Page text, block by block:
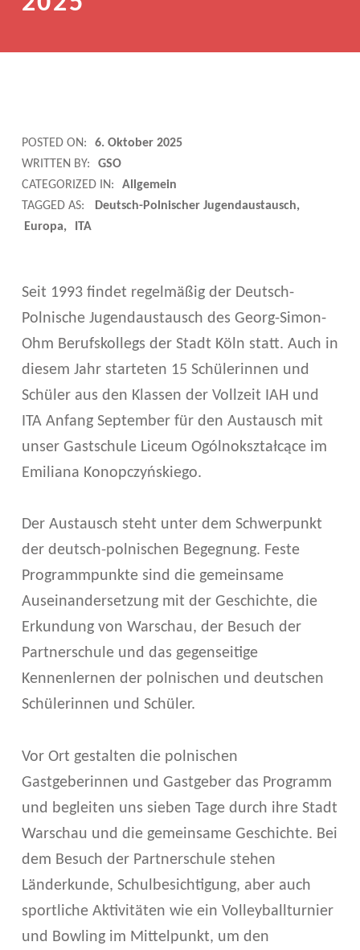
D
E
U
C
H
-
P
O
L
I
S
C
H
E
R
U
G
E
N
D
A
POSTED ON:
6. Oktober 2025
WRITTEN BY:
GSO
CATEGORIZED IN:
Allgemein
TAGGED AS:
Deutsch-Polnischer Jugendaustausch
Europa
ITA
Seit 1993 findet regelmäßig der Deutsch-
Polnische Jugendaustausch des Georg-Simon-
Ohm Berufskollegs der Stadt Köln statt. Auch in
diesem Jahr starteten 15 Schülerinnen und
Schüler aus den Klassen der Vollzeit IAH und
ITA Anfang September für den Austausch mit
unser Gastschule Liceum Ogólnokształcące im
Emiliana Konopczyńskiego.
Der Austausch steht unter dem Schwerpunkt
der deutsch-polnischen Begegnung. Feste
Programmpunkte sind die gemeinsame
Auseinandersetzung mit der Geschichte, die
Erkundung von Warschau, der Besuch der
Partnerschule und das gegenseitige
Kennenlernen der polnischen und deutschen
Schülerinnen und Schüler.
Vor Ort gestalten die polnischen
Gastgeberinnen und Gastgeber das Programm
und begleiten uns sieben Tage durch ihre Stadt
Warschau und die gemeinsame Geschichte. Bei
dem Besuch der Partnerschule stehen
Länderkunde, Schulbesichtigung, aber auch
sportliche Aktivitäten wie ein Volleyballturnier
und Bowling im Mittelpunkt, um den